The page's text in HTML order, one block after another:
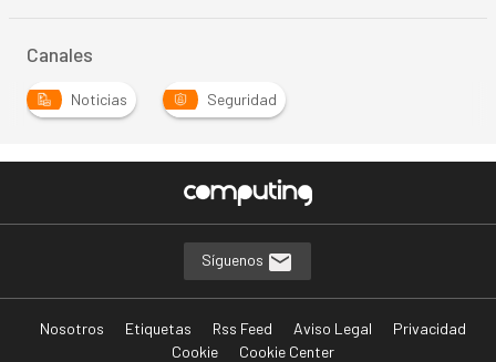
Canales
Noticias Seguridad
Síguenos
Nosotros Etiquetas Rss Feed Aviso Legal
Privacidad
Cookie
Cookie Center